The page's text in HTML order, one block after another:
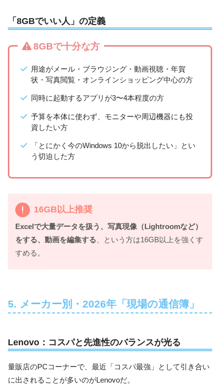
「8GBでいい人」の定義
8GBで十分な方
用途がメール・ブラウジング・動画視聴・年賀
状・写真閲覧・オンラインショッピング中心の方
同時に起動するアプリが3〜4本程度の方
予算を本体に使わず、モニターや周辺機器にも投
資したい方
「とにかく今のWindows 10から脱出したい」とい
う切迫した方
16GB以上推奨
Excelで大量データを扱う、写真現像（Lightroomなど）
をする、動画を編集する 、という方は16GB以上を強くす
すめる。
5. メーカー別・2026年「現場の通信簿」
Lenovo：コスパと先進性のバランスが光る
量販店のPCコーナーで、最近「コスパ最強」として引き合い
に出されることが多いのがLenovoだ。